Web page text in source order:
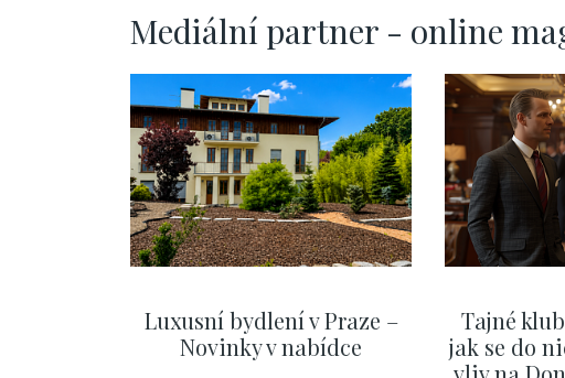
Mediální partner - online
Luxusní bydlení v Praze –
Novinky v nabídce
Tajné
jak se do